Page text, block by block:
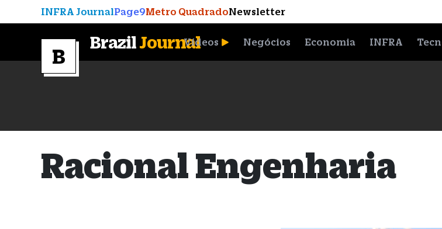
INFRA JournalPage9Metro QuadradoNewsletter
BrazilJournalVídeos Negócios Economia INFRA
Racional Engenharia